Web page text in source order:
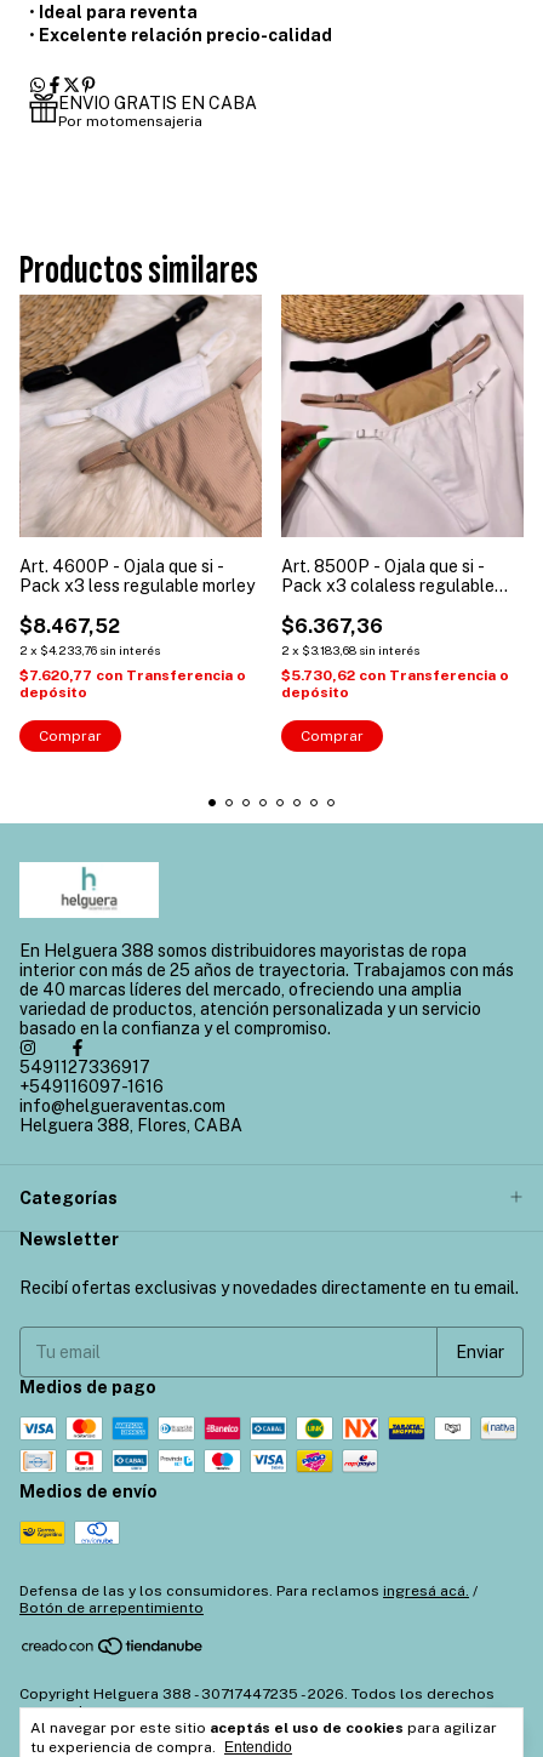
Al navegar por este sitio aceptás el uso de cookies para agilizar
tu experiencia de compra.
Entendido
• Ideal para reventa
• Excelente relación precio-calidad
ENVIO GRATIS EN CABA
Por motomensajeria
Productos similares
Art. 4600P - Ojala que si -
Pack x3 less regulable morley
$8.467,52
2 x $4.233,76 sin interés
$7.620,77 con Transferencia o
depósito
Comprar
Art. 8500P - Ojala que si -
Pack x3 colaless regulable
$6.367,36
2 x $3.183,68 sin interés
$5.730,62 con Transferencia o
depósito
Comprar
En Helguera 388 somos distribuidores mayoristas de ropa
interior con más de 25 años de trayectoria. Trabajamos con más
de 40 marcas líderes del mercado, ofreciendo una amplia
variedad de productos, atención personalizada y un servicio
basado en la confianza y el compromiso.
5491127336917
+549116097-1616
info@helgueraventas.com
Helguera 388, Flores, CABA
Categorías
Newsletter
Recibí ofertas exclusivas y novedades directamente en tu email.
Medios de pago
Medios de envío
Defensa de las y los consumidores. Para reclamos ingresá acá. /
Botón de arrepentimiento
Copyright Helguera 388 - 30717447235 - 2026. Todos los derechos
reservados.